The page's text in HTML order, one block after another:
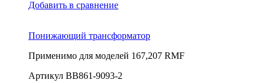
Добавить в сравнение
Понижающий трансформатор
Применимо для моделей 167,207 RMF
Артикул BB861-9093-2